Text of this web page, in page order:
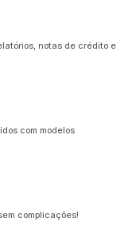
notas de crédito e
com modelos
complicações!